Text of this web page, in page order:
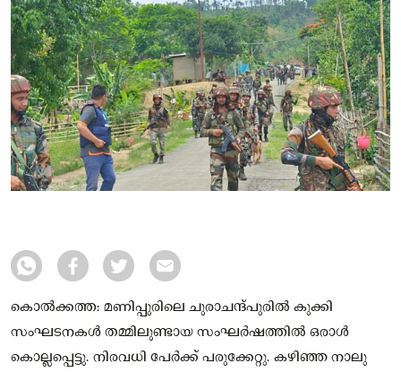
കൊല്‍ക്കത്ത: മണിപ്പുരിലെ ചുരാചന്ദ്പുരില്‍ കുക്കി
സംഘടനകള്‍ തമ്മിലുണ്ടായ സംഘര്‍ഷത്തില്‍ ഒരാള്‍
കൊല്ലപ്പെട്ടു. നിരവധി പേര്‍ക്ക് പരുക്കേറ്റു. കഴിഞ്ഞ നാലു